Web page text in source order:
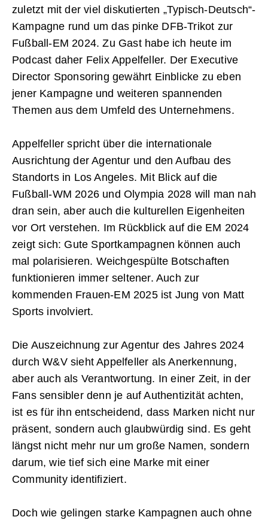
zuletzt mit der viel diskutierten „Typisch-Deutsch“-
Kampagne rund um das pinke DFB-Trikot zur
Fußball-EM 2024. Zu Gast habe ich heute im
Podcast daher Felix Appelfeller. Der Executive
Director Sponsoring gewährt Einblicke zu eben
jener Kampagne und weiteren spannenden
Themen aus dem Umfeld des Unternehmens.
Appelfeller spricht über die internationale
Ausrichtung der Agentur und den Aufbau des
Standorts in Los Angeles. Mit Blick auf die
Fußball-WM 2026 und Olympia 2028 will man nah
dran sein, aber auch die kulturellen Eigenheiten
vor Ort verstehen. Im Rückblick auf die EM 2024
zeigt sich: Gute Sportkampagnen können auch
mal polarisieren. Weichgespülte Botschaften
funktionieren immer seltener. Auch zur
kommenden Frauen-EM 2025 ist Jung von Matt
Sports involviert.
Die Auszeichnung zur Agentur des Jahres 2024
durch W&V sieht Appelfeller als Anerkennung,
aber auch als Verantwortung. In einer Zeit, in der
Fans sensibler denn je auf Authentizität achten,
ist es für ihn entscheidend, dass Marken nicht nur
präsent, sondern auch glaubwürdig sind. Es geht
längst nicht mehr nur um große Namen, sondern
darum, wie tief sich eine Marke mit einer
Community identifiziert.
Doch wie gelingen starke Kampagnen auch ohne